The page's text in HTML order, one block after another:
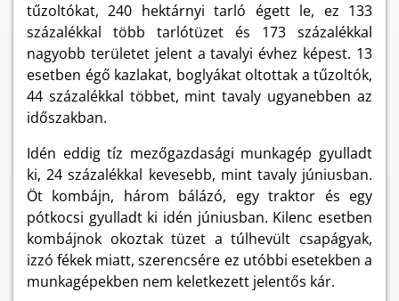
tűzoltókat, 240 hektárnyi tarló égett le, ez 133
százalékkal több tarlótüzet és 173 százalékkal
nagyobb területet jelent a tavalyi évhez képest. 13
esetben égő kazlakat, boglyákat oltottak a tűzoltók,
44 százalékkal többet, mint tavaly ugyanebben az
időszakban.
Idén eddig tíz mezőgazdasági munkagép gyulladt
ki, 24 százalékkal kevesebb, mint tavaly júniusban.
Öt kombájn, három bálázó, egy traktor és egy
pótkocsi gyulladt ki idén júniusban. Kilenc esetben
kombájnok okoztak tüzet a túlhevült csapágyak,
izzó fékek miatt, szerencsére ez utóbbi esetekben a
munkagépekben nem keletkezett jelentős kár.